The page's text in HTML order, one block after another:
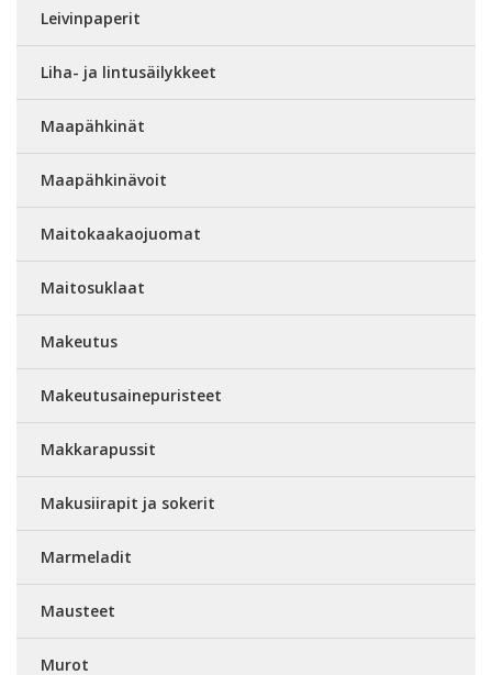
Leivinpaperit
Liha- ja lintusäilykkeet
Maapähkinät
Maapähkinävoit
Maitokaakaojuomat
Maitosuklaat
Makeutus
Makeutusainepuristeet
Makkarapussit
Makusiirapit ja sokerit
Marmeladit
Mausteet
Murot